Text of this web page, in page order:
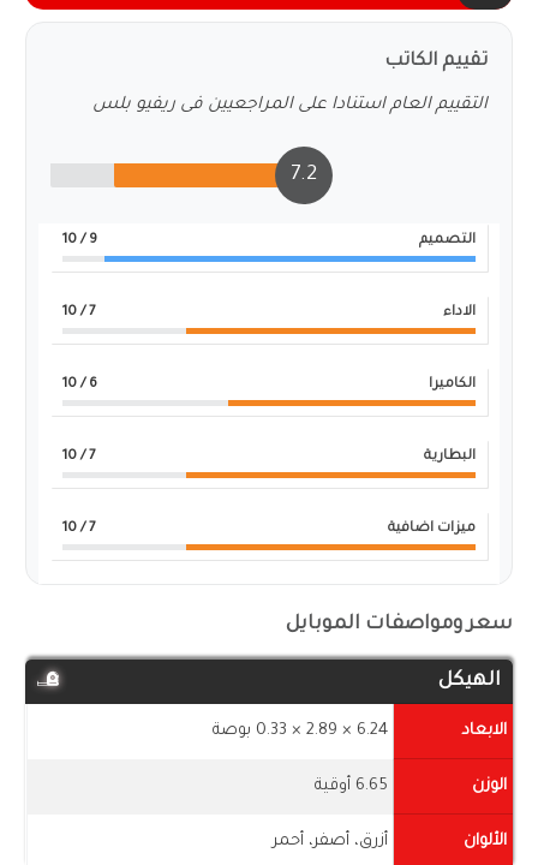
تقييم الكاتب
التقييم العام استنادا على المراجعيين فى ريفيو بلس
7.2
التصميم 9
/ 10
الاداء 7
/ 10
الكاميرا 6
/ 10
البطارية 7
/ 10
ميزات اضافية 7
/ 10
سعر ومواصفات الموبايل
الهيكل
الابعاد 6.24 × 2.89 × 0.33 بوصة
الوزن 6.65 أوقية
الألوان أزرق، أصفر، أحمر